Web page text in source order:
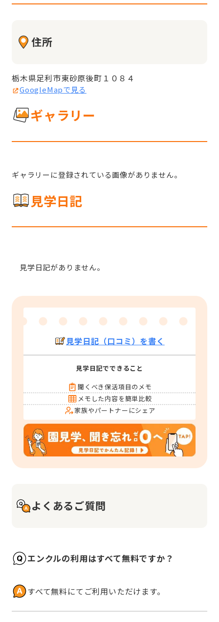
住所
栃木県足利市東砂原後町１０８４
GoogleMapで見る
ギャラリー
ギャラリーに登録されている画像がありません。
見学日記
見学日記がありません。
見学日記（口コミ）を書く
見学日記でできること
聞くべき保活項目のメモ
メモした内容を簡単比較
家族やパートナーにシェア
よくあるご質問
エンクルの利用はすべて無料ですか？
すべて無料にてご利用いただけます。